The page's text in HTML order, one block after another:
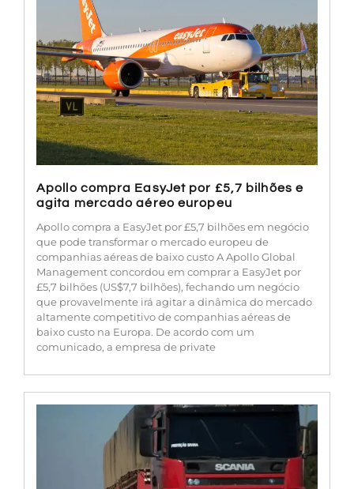
Apollo compra EasyJet por £5,7 bilhões e
agita mercado aéreo europeu
Apollo compra a EasyJet por £5,7 bilhões em negócio
que pode transformar o mercado europeu de
companhias aéreas de baixo custo A Apollo Global
Management concordou em comprar a EasyJet por
£5,7 bilhões (US$7,7 bilhões), fechando um negócio
que provavelmente irá agitar a dinâmica do mercado
altamente competitivo de companhias aéreas de
baixo custo na Europa. De acordo com um
comunicado, a empresa de private